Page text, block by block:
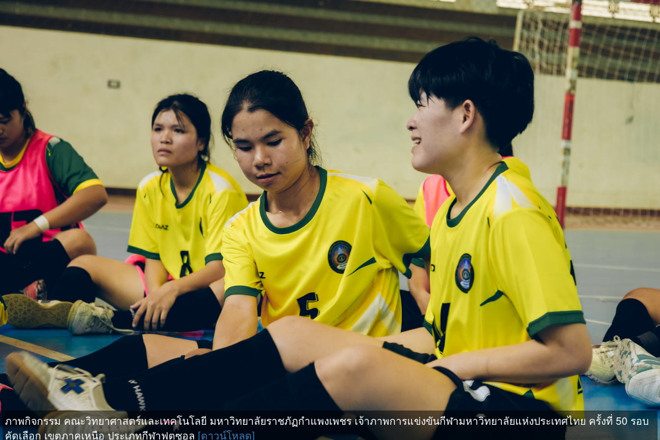
ภาพกิจกรรม คณะวิทยาศาสตร์และเทคโนโลยี มหาวิทยาลัยราชภัฏกำแพงเพชร เจ้าภาพการแข่งขันกีฬามหาวิทยาลัยแห่งประเทศไทย ครั้งที่ 50 รอบ
คัดเลือก เขตภาคเหนือ ประเภทกีฬาฟุตซอล [ดาวน์โหลด]